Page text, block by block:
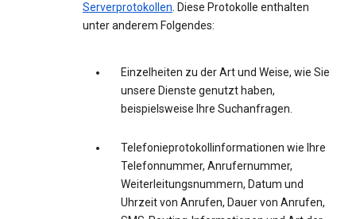
Serverprotokollen. Diese Protokolle enthalten
unter anderem Folgendes:
Einzelheiten zu der Art und Weise, wie Sie
unsere Dienste genutzt haben,
beispielsweise Ihre Suchanfragen.
Telefonieprotokollinformationen wie Ihre
Telefonnummer, Anrufernummer,
Weiterleitungsnummern, Datum und
Uhrzeit von Anrufen, Dauer von Anrufen,